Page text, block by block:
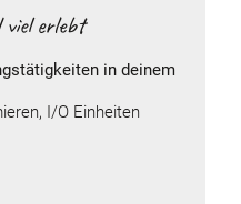
erlebt
in deinem
I/O Einheiten